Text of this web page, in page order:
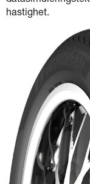
hastighet.